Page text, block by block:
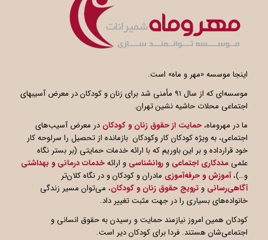
اینجا موسسه «مهر و ماه» است.
موسسه‌ای که از سال ۹۱ مأمنی شد برای زنان و کودکان در معرض آسیبهای
اجتماعی محلات حاشیه نشین تهران.
ما در مهروماه، حمایت از حقوق زنان و کودکان در معرض آسیب‌های
اجتماعی، به ویژه کودکان کار وکودکان بازمانده از تحصیل را سرلوحه کار
خود قرارداده و بر این باوریم که با ارائه خدمات حمایتی (بر بستر نگاه
علمی مددکاری اجتماعی وروانشناسی و ارائهخدمات درمانی و بهداشتی
و…)،آموزش و حرفه‌آموزی مادران و کودکان و در نگاه کلان‌تر
آگاهیرسانی وترویج حقوق زنان و کودکان، می‌توان مسیر زندگی
خانواده‌های بسیاری را در جهت مثبت تغییر داد.
کودکان همین امروز نیازمند حمایت و رسیدن به حقوق انسانی و
اجتماعی‌شان هستند. فردا برای کودکان دیر است.